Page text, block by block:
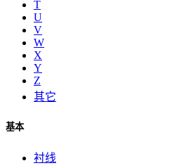
T
U
V
W
X
Y
Z
其它
基本
衬线